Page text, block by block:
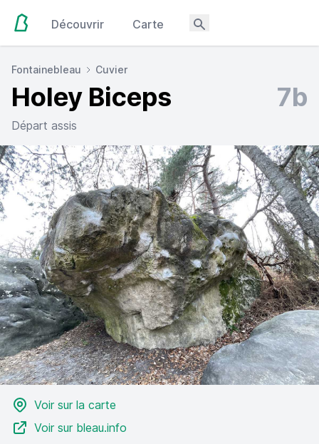
Découvrir Carte
Fontainebleau Cuvier
Holey Biceps 7b
Départ assis
Voir sur la carte
Voir sur bleau.info